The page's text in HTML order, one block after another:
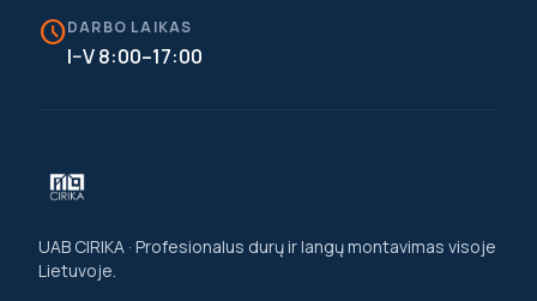
scheduleDARBO LAIKAS
I–V 8:00–17:00
UAB CIRIKA · Profesionalus durų ir langų montavimas visoje
Lietuvoje.